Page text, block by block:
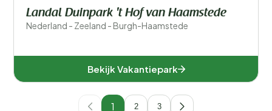
Landal Duinpark 't Hof van Haamstede
Nederland - Zeeland - Burgh-Haamstede
Bekijk Vakantiepark
1 2 3